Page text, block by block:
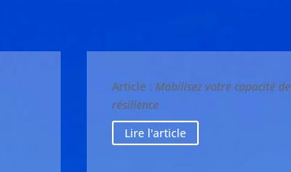
Article : Mobilisez votre capacité de
résilience​
Lire l'article